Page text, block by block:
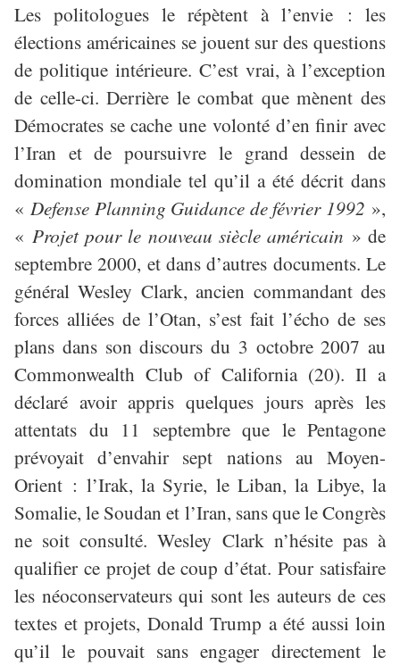
Les politologues le répètent à l’envie : les
élections américaines se jouent sur des questions
de politique intérieure. C’est vrai, à l’exception
de celle-ci. Derrière le combat que mènent des
Démocrates se cache une volonté d’en finir avec
l’Iran et de poursuivre le grand dessein de
domination mondiale tel qu’il a été décrit dans
«Defense Planning Guidance de février 1992 »,
«Projet pour le nouveau siècle américain » de
septembre 2000, et dans d’autres documents. Le
général Wesley Clark, ancien commandant des
forces alliées de l’Otan, s’est fait l’écho de ses
plans dans son discours du 3 octobre 2007 au
Commonwealth Club of California (20). Il a
déclaré avoir appris quelques jours après les
attentats du 11 septembre que le Pentagone
prévoyait d’envahir sept nations au Moyen-
Orient : l’Irak, la Syrie, le Liban, la Libye, la
Somalie, le Soudan et l’Iran, sans que le Congrès
ne soit consulté. Wesley Clark n’hésite pas à
qualifier ce projet de coup d’état. Pour satisfaire
les néoconservateurs qui sont les auteurs de ces
textes et projets, Donald Trump a été aussi loin
qu’il le pouvait sans engager directement le